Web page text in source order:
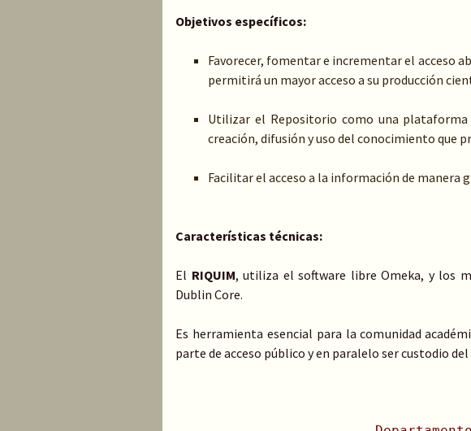
Objetivos específicos:
Favorecer, fomentar e incrementar el acceso
permitirá un mayor acceso a su producción
Utilizar el Repositorio como una
creación, difusión y uso del conocimiento que
Facilitar el acceso a la información de manera
Características técnicas:
El RIQUIM, utiliza el software libre Omeka, y los
Dublin Core.
Es herramienta esencial para la comunidad
parte de acceso público y en paralelo ser custodio